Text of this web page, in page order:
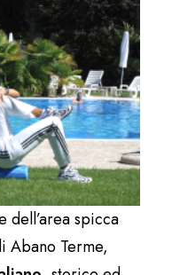
dell’area spicca
Abano Terme,